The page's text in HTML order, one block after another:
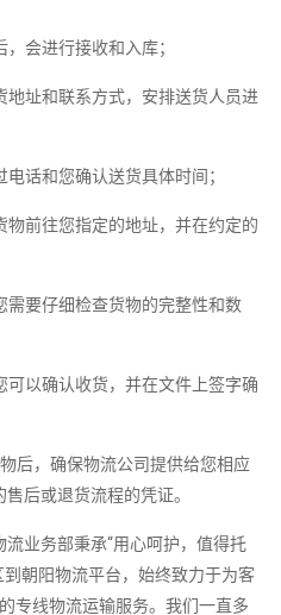
会进行接收和入库；
地址和联系方式，安排送货人员进
话和您确认送货具体时间；
前往您指定的地址，并在约定的
需要仔细检查货物的完整性和数
以确认收货，并在文件上签字确
后，确保物流公司提供给您相应
后或退货流程的凭证。
业务部秉承“用心呵护，值得托
朝阳物流平台，始终致力于为客
专线物流运输服务。我们一直多